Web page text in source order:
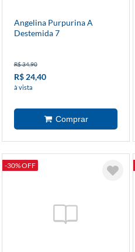
Angelina Purpurina A
Destemida 7
R$ 34,90
R$ 24,40
à vista
-30% OFF